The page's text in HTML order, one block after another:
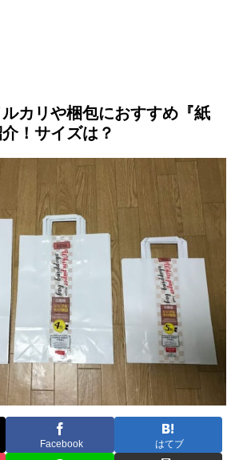
カリや梱包におすすめ『紙
！サイズは？
Facebook はてブ